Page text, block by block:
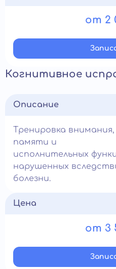
от 2
Когнитивное
Описание
Тренировка внимания,
памяти и
исполнительных
нарушенных
болезни.
Цена
от 3